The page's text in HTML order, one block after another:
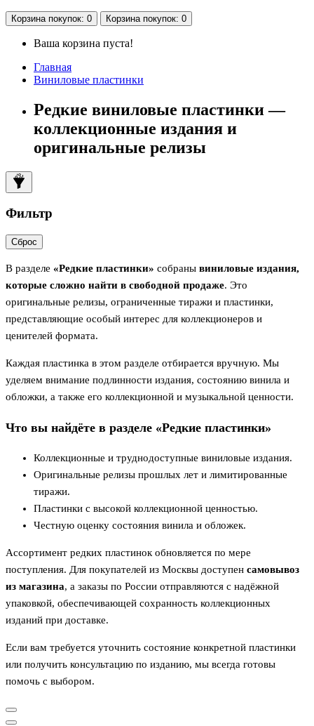
Корзина покупок: 0 Корзина покупок: 0
Ваша корзина пуста!
Главная
Виниловые пластинки
Редкие виниловые пластинки —
коллекционные издания и
оригинальные релизы
Фильтр
Сброс
В разделе «Редкие пластинки» собраны виниловые издания,
которые сложно найти в свободной продаже. Это
оригинальные релизы, ограниченные тиражи и пластинки,
представляющие особый интерес для коллекционеров и
ценителей формата.
Каждая пластинка в этом разделе отбирается вручную. Мы
уделяем внимание подлинности издания, состоянию винила и
обложки, а также его коллекционной и музыкальной ценности.
Что вы найдёте в разделе «Редкие пластинки»
Коллекционные и труднодоступные виниловые издания.
Оригинальные релизы прошлых лет и лимитированные
тиражи.
Пластинки с высокой коллекционной ценностью.
Честную оценку состояния винила и обложек.
Ассортимент редких пластинок обновляется по мере
поступления. Для покупателей из Москвы доступен самовывоз
из магазина, а заказы по России отправляются с надёжной
упаковкой, обеспечивающей сохранность коллекционных
изданий при доставке.
Если вам требуется уточнить состояние конкретной пластинки
или получить консультацию по изданию, мы всегда готовы
помочь с выбором.